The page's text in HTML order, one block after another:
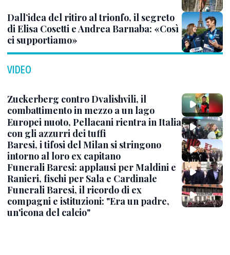
Dall’idea del ritiro al trionfo, il segreto
di Elisa Cosetti e Andrea Barnaba: «Così
ci supportiamo»
VIDEO
Zuckerberg contro Dvalishvili, il
combattimento in mezzo a un lago
Europei nuoto, Pellacani rientra in Italia
con gli azzurri dei tuffi
Baresi, i tifosi del Milan si stringono
intorno al loro ex capitano
Funerali Baresi: applausi per Maldini e
Ranieri, fischi per Sala e Cardinale
Funerali Baresi, il ricordo di ex
compagni e istituzioni: "Era un padre,
un'icona del calcio"